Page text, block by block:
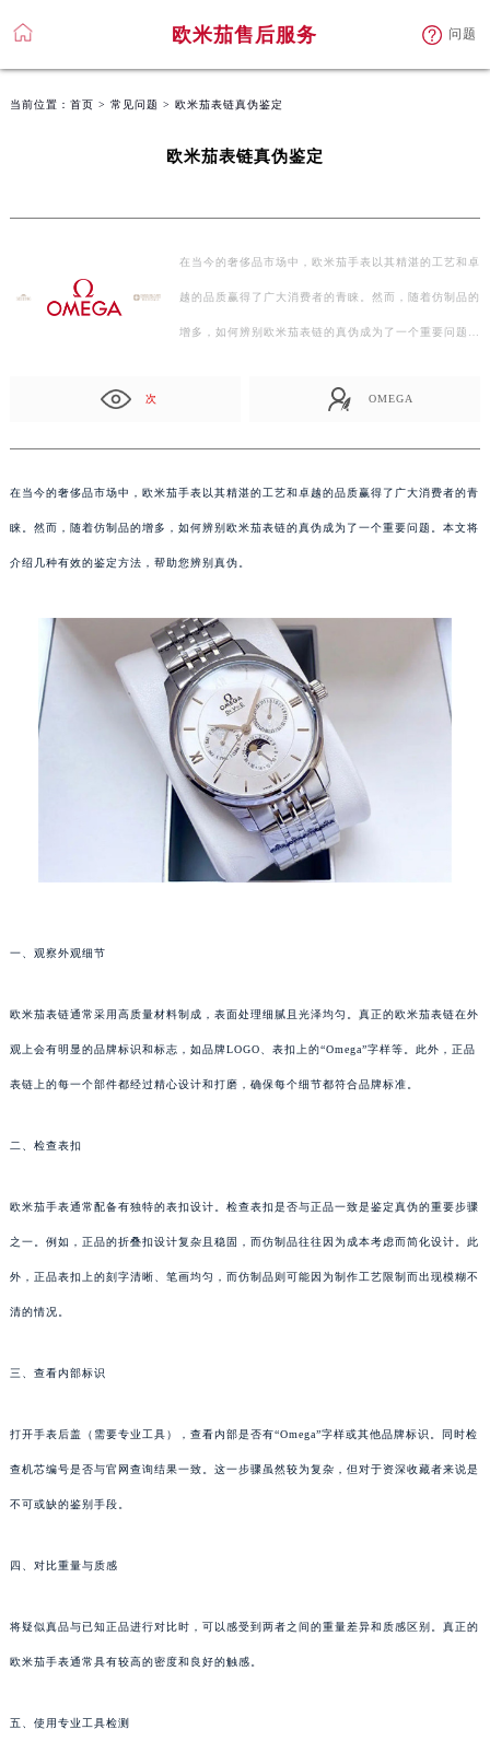
欧米茄售后服务 问题
当前位置： 首页 > 常见问题 > 欧米茄表链真伪鉴定
欧米茄表链真伪鉴定
在当今的奢侈品市场中，欧米茄手表以其精湛的工艺和卓
越的品质赢得了广大消费者的青睐。然而，随着仿制品的
增多，如何辨别欧米茄表链的真伪成为了一个重要问题…
次 OMEGA
在当今的奢侈品市场中，欧米茄手表以其精湛的工艺和卓越的品质赢得了广大消费者的青
睐。然而，随着仿制品的增多，如何辨别欧米茄表链的真伪成为了一个重要问题。本文将
介绍几种有效的鉴定方法，帮助您辨别真伪。
一、观察外观细节
欧米茄表链通常采用高质量材料制成，表面处理细腻且光泽均匀。真正的欧米茄表链在外
观上会有明显的品牌标识和标志，如品牌LOGO、表扣上的“Omega”字样等。此外，正品
表链上的每一个部件都经过精心设计和打磨，确保每个细节都符合品牌标准。
二、检查表扣
欧米茄手表通常配备有独特的表扣设计。检查表扣是否与正品一致是鉴定真伪的重要步骤
之一。例如，正品的折叠扣设计复杂且稳固，而仿制品往往因为成本考虑而简化设计。此
外，正品表扣上的刻字清晰、笔画均匀，而仿制品则可能因为制作工艺限制而出现模糊不
清的情况。
三、查看内部标识
打开手表后盖（需要专业工具），查看内部是否有“Omega”字样或其他品牌标识。同时检
查机芯编号是否与官网查询结果一致。这一步骤虽然较为复杂，但对于资深收藏者来说是
不可或缺的鉴别手段。
四、对比重量与质感
将疑似真品与已知正品进行对比时，可以感受到两者之间的重量差异和质感区别。真正的
欧米茄手表通常具有较高的密度和良好的触感。
五、使用专业工具检测